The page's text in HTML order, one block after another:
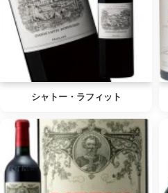
シャトー・ラフィット